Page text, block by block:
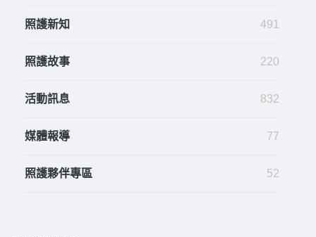
照護新知 491
照護故事 220
活動訊息 832
媒體報導 77
照護夥伴專區 52